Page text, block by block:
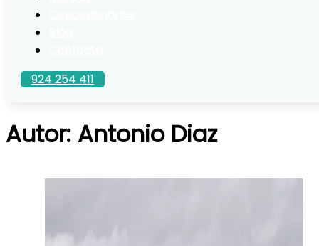
924 254 411
Autor: Antonio Diaz